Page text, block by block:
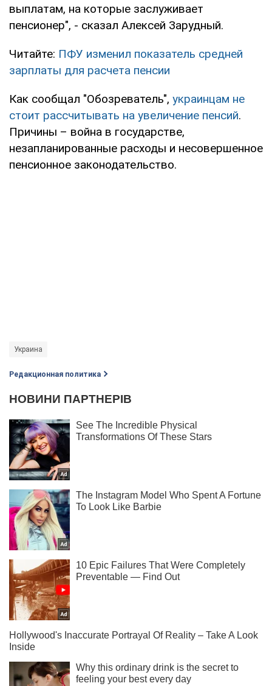
выплатам, на которые заслуживает
пенсионер", - сказал Алексей Зарудный.
Читайте: ПФУ изменил показатель средней
зарплаты для расчета пенсии
Как сообщал "Обозреватель", украинцам не
стоит рассчитывать на увеличение пенсий.
Причины – война в государстве,
незапланированные расходы и несовершенное
пенсионное законодательство.
Украина
Редакционная политика